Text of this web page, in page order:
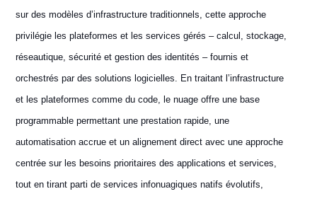
sur des modèles d’infrastructure traditionnels, cette approche
privilégie les plateformes et les services gérés – calcul, stockage,
réseautique, sécurité et gestion des identités – fournis et
orchestrés par des solutions logicielles. En traitant l’infrastructure
et les plateformes comme du code, le nuage offre une base
programmable permettant une prestation rapide, une
automatisation accrue et un alignement direct avec une approche
centrée sur les besoins prioritaires des applications et services,
tout en tirant parti de services infonuagiques natifs évolutifs,